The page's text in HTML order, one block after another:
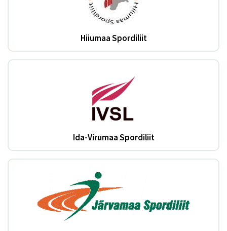
Hiiumaa Spordiliit
Ida-Virumaa Spordiliit